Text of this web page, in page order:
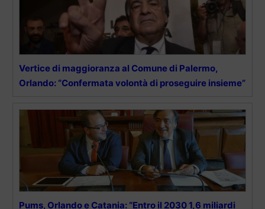
Vertice di maggioranza al Comune di Palermo,
Orlando: “Confermata volontà di proseguire insieme”
Pums, Orlando e Catania: “Entro il 2030 1,6 miliardi